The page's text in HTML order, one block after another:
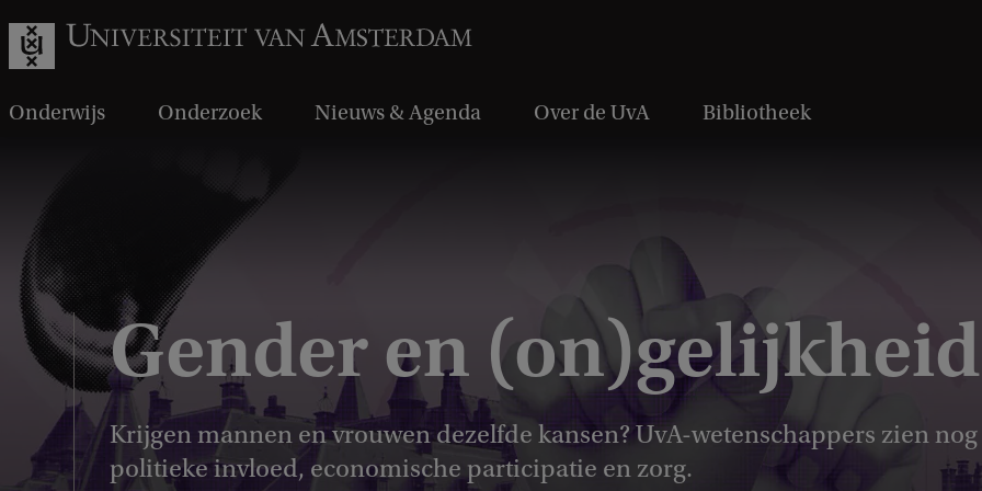
Onderwijs Onderzoek Nieuws & Agenda Over de UvA Bibliotheek
Gender en (on)gelijkheid
Krijgen mannen en vrouwen dezelfde kansen? UvA-wetenschappers zien
politieke invloed, economische participatie en zorg.